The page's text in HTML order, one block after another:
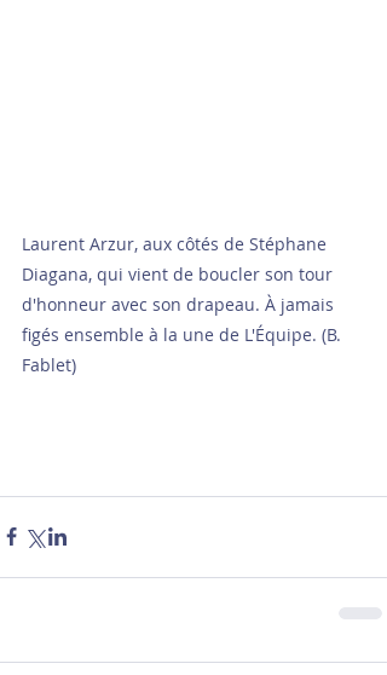
Laurent Arzur, aux côtés de Stéphane
Diagana, qui vient de boucler son tour
d'honneur avec son drapeau. À jamais
figés ensemble à la une de L'Équipe. (B.
Fablet)